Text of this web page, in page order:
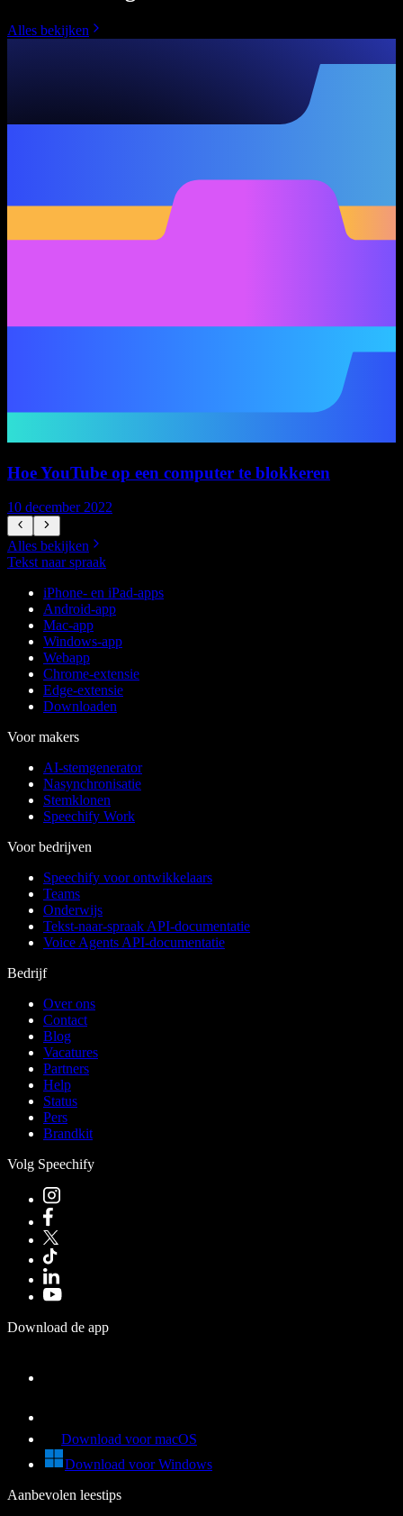
Alles bekijken
Hoe YouTube op een computer te blokkeren
10 december 2022
Alles bekijken
Tekst naar spraak
iPhone- en iPad-apps
Android-app
Mac-app
Windows-app
Webapp
Chrome-extensie
Edge-extensie
Downloaden
Voor makers
AI-stemgenerator
Nasynchronisatie
Stemklonen
Speechify Work
Voor bedrijven
Speechify voor ontwikkelaars
Teams
Onderwijs
Tekst-naar-spraak API-documentatie
Voice Agents API-documentatie
Bedrijf
Over ons
Contact
Blog
Vacatures
Partners
Help
Status
Pers
Brandkit
Volg Speechify
Download de app
Download voor macOS
Download voor Windows
Aanbevolen leestips